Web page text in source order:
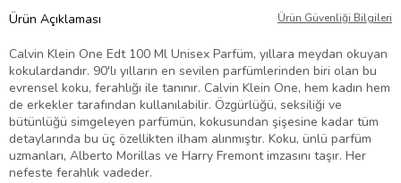
Ürün Açıklaması Ürün Güvenliği Bilgileri
Calvin Klein One Edt 100 Ml Unisex Parfüm, yıllara meydan okuyan
kokulardandır. 90'lı yılların en sevilen parfümlerinden biri olan bu
evrensel koku, ferahlığı ile tanınır. Calvin Klein One, hem kadın hem
de erkekler tarafından kullanılabilir. Özgürlüğü, seksiliği ve
bütünlüğü simgeleyen parfümün, kokusundan şişesine kadar tüm
detaylarında bu üç özellikten ilham alınmıştır. Koku, ünlü parfüm
uzmanları, Alberto Morillas ve Harry Fremont imzasını taşır. Her
nefeste ferahlık vadeder.